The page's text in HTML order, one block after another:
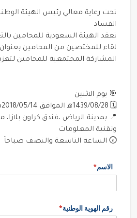
تحت رعاية معالي رئيس الهيئة
الفساد
تعقد الهيئة السعودية للمحامين
لقاء للمختصين من المحامين بعنوان
المشاركة المجتمعية للمحامين لتعزيز
🎯 يوم الاثنين
🗓 1439/08/28هـ الموافق 2018/05/14م
📍 بمدينة الرياض ،فندق كراون بلازا،
وتقنية المعلومات
🕢 الساعة التاسعة والنصف صباحاً
الاسم*
(required)
رقم الهوية الوطنية*
(required)